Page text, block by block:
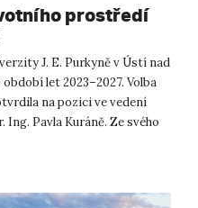
prostředí
J. E. Purkyně v Ústí nad
let 2023–2027. Volba
na pozici ve vedení
Ing. Pavla Kuráně. Ze svého